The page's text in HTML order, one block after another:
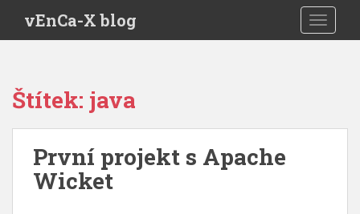
i
vEnCa-X blog
Štítek: java
První projekt s Apache
Wicket